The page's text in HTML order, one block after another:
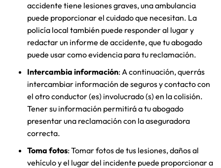
accidente tiene lesiones graves, una ambulancia
puede proporcionar el cuidado que necesitan. La
policía local también puede responder al lugar y
redactar un informe de accidente, que tu abogado
puede usar como evidencia para tu reclamación.
Intercambia información: A continuación, querrás
intercambiar información de seguros y contacto con
el otro conductor (es) involucrado (s) en la colisión.
Tener su información permitirá a tu abogado
presentar una reclamación con la aseguradora
correcta.
Toma fotos: Tomar fotos de tus lesiones, daños al
vehículo y el lugar del incidente puede proporcionar a